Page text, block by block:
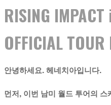
RISING
OFFICIAL TOUR
안녕하세요. 헤네치아입니다.
먼저, 이번 남미 월드 투어의